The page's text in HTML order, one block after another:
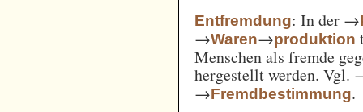
Entfremdung: In der →
→Waren→produktion
Menschen als fremde
hergestellt werden. Vgl.
→Fremdbestimmung.